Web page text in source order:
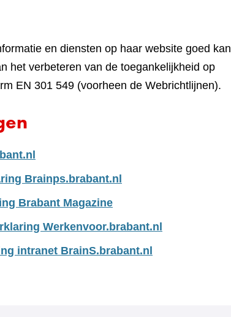
en diensten op haar website goed kan
het verbeteren van de toegankelijkheid op
EN 301 549 (voorheen de Webrichtlijnen).
Brainps.brabant.nl
Brabant Magazine
Werkenvoor.brabant.nl
intranet BrainS.brabant.nl